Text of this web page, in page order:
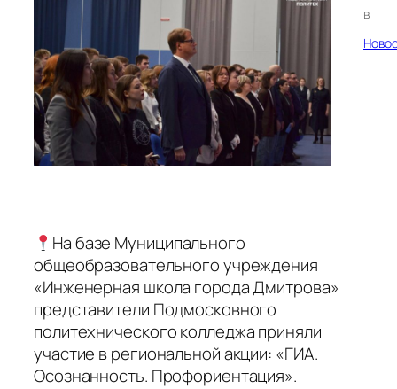
в
На базе Муниципального
общеобразовательного учреждения
«Инженерная школа города Дмитрова»
представители Подмосковного
политехнического колледжа приняли
участие в региональной акции: «ГИА.
Осознанность. Профориентация».